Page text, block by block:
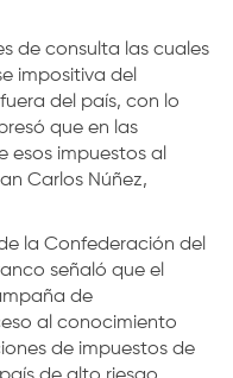
de consulta las cuales
impositiva del
del país, con lo
que en las
impuestos al
Carlos Núñez,
la Confederación del
señaló que el
de
al conocimiento
de impuestos de